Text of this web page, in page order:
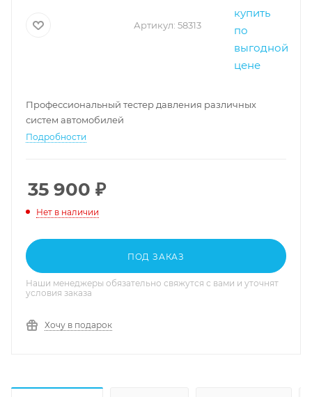
Артикул: 58313
Профессиональный тестер давления различных
систем автомобилей
Подробности
35 900 ₽
Нет в наличии
ПОД ЗАКАЗ
Наши менеджеры обязательно свяжутся с вами и уточнят
условия заказа
Хочу в подарок